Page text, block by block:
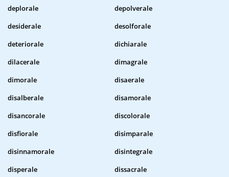
deplorale
depolverale
desiderale
desolforale
deteriorale
dichiarale
dilacerale
dimagrale
dimorale
disaerale
disalberale
disamorale
disancorale
discolorale
disfiorale
disimparale
disinnamorale
disintegrale
disperale
dissacrale